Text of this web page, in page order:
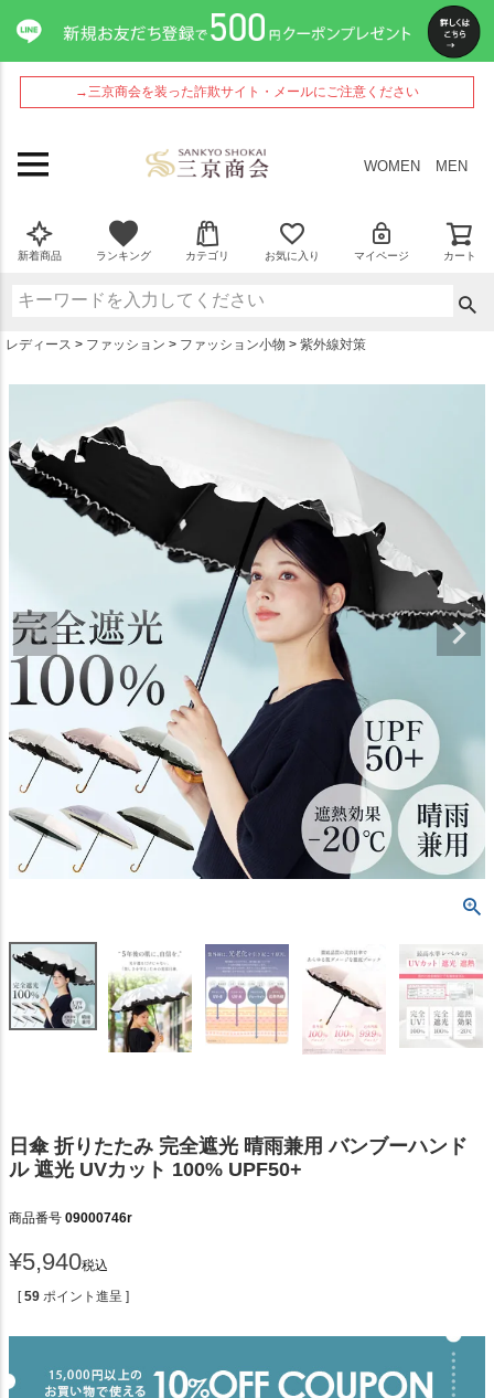
→三京商会を装った詐欺サイト・メールにご注意ください
WOMEN MEN
新着商品 ランキング カテゴリ お気に入り マイページ カート
レディース ファッション ファッション小物 紫外線対策
日傘 折りたたみ 完全遮光 晴雨兼用 バンブーハンド
ル 遮光 UVカット 100% UPF50+
商品番号 09000746r
¥5,940税込
[ 59 ポイント進呈 ]
ペー
ジト
ップ
へ